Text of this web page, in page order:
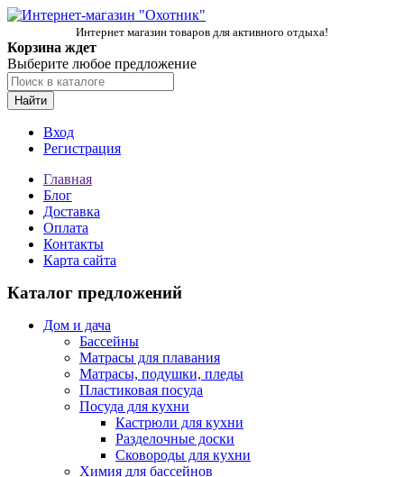
Интернет магазин товаров для активного отдыха!
Корзина ждет
Выберите любое предложение
Найти
Вход
Регистрация
Главная
Блог
Доставка
Оплата
Контакты
Карта сайта
Каталог предложений
Дом и дача
Бассейны
Матрасы для плавания
Матрасы, подушки, пледы
Пластиковая посуда
Посуда для кухни
Кастрюли для кухни
Разделочные доски
Сковороды для кухни
Химия для бассейнов